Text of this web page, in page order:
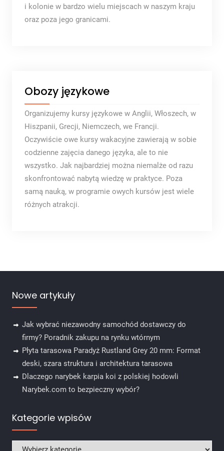
i kolonie w bardzo wielu miejscach w naszym kraju
oraz poza jego granicami.
Obozy językowe
Organizujemy kursy językowe w Anglii, Włoszech, w
Hiszpanii, Grecji, Niemczech, we Francji.
Oczywiście owe kursy wakacyjne zawierają w sobie
codzienne zajęcia danego języka, ale to nie
wszystko. Jak najbardziej można niemalże od razu
skonfrontować nabytą wiedzę w praktyce. Poza
samą nauką, w programie owych kursów jest wiele
różnych atrakcji.
Nowe artykuły
Jak wybrać niezawodny samochód dostawczy do
firmy? Poradnik zakupu na rynku wtórnym
Płyta tarasowa Paradyż Rustland Grey 20 mm: Format
deski, szara struktura i architektura tarasowa
Dlaczego narybek karpia koi z polskiej hodowli
Narybek.com to bezpieczny wybór?
Kategorie wpisów
Kategorie wpisów